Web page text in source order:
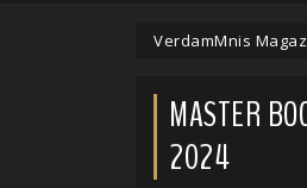
VerdamMnis
MASTER
2024